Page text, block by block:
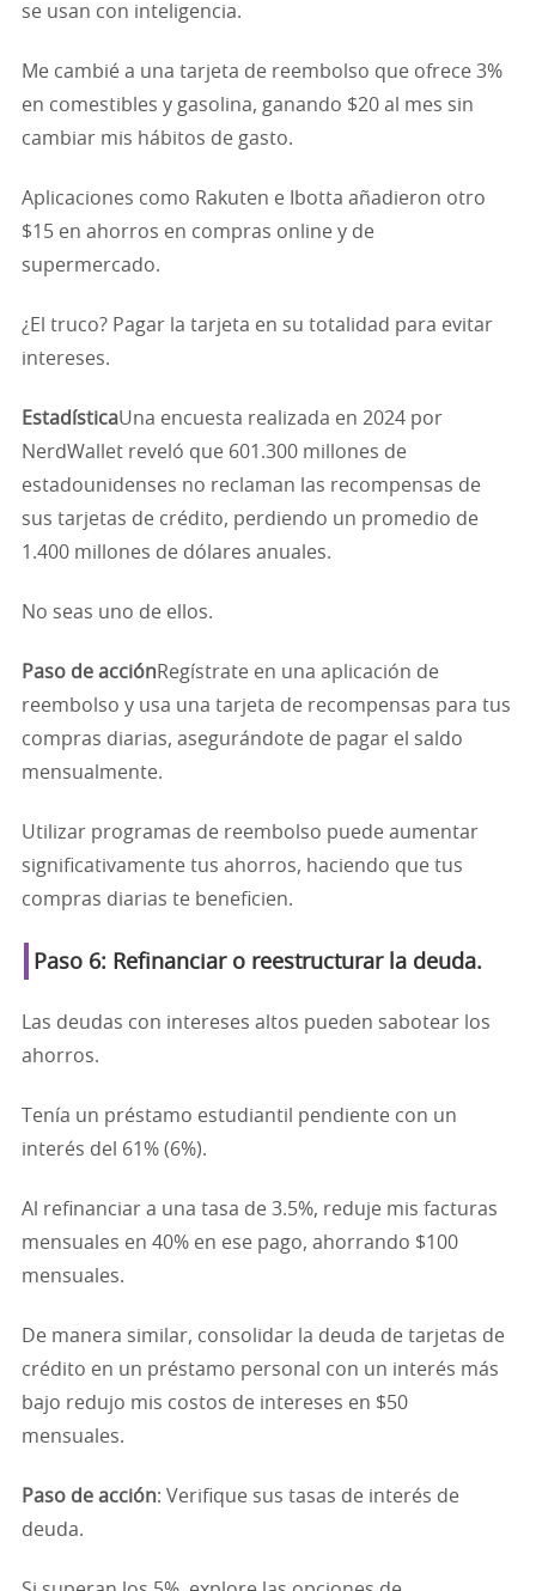
se usan con inteligencia.
Me cambié a una tarjeta de reembolso que ofrece 3%
en comestibles y gasolina, ganando $20 al mes sin
cambiar mis hábitos de gasto.
Aplicaciones como Rakuten e Ibotta añadieron otro
$15 en ahorros en compras online y de
supermercado.
¿El truco? Pagar la tarjeta en su totalidad para evitar
intereses.
EstadísticaUna encuesta realizada en 2024 por
NerdWallet reveló que 601.300 millones de
estadounidenses no reclaman las recompensas de
sus tarjetas de crédito, perdiendo un promedio de
1.400 millones de dólares anuales.
No seas uno de ellos.
Paso de acciónRegístrate en una aplicación de
reembolso y usa una tarjeta de recompensas para tus
compras diarias, asegurándote de pagar el saldo
mensualmente.
Utilizar programas de reembolso puede aumentar
significativamente tus ahorros, haciendo que tus
compras diarias te beneficien.
Paso 6: Refinanciar o reestructurar la deuda.
Las deudas con intereses altos pueden sabotear los
ahorros.
Tenía un préstamo estudiantil pendiente con un
interés del 61% (6%).
Al refinanciar a una tasa de 3.5%, reduje mis facturas
mensuales en 40% en ese pago, ahorrando $100
mensuales.
De manera similar, consolidar la deuda de tarjetas de
crédito en un préstamo personal con un interés más
bajo redujo mis costos de intereses en $50
mensuales.
Paso de acción: Verifique sus tasas de interés de
deuda.